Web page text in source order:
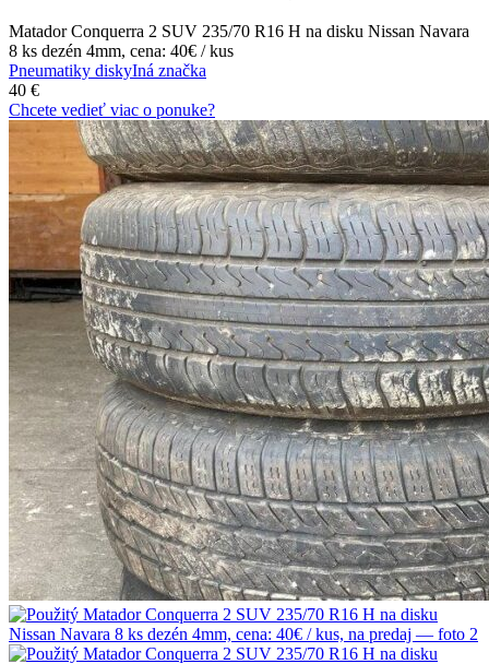
Matador Conquerra 2 SUV 235/70 R16 H na disku Nissan Navara
8 ks dezén 4mm, cena: 40€ / kus
Pneumatiky diskyIná značka
40 €
Chcete vedieť viac o ponuke?